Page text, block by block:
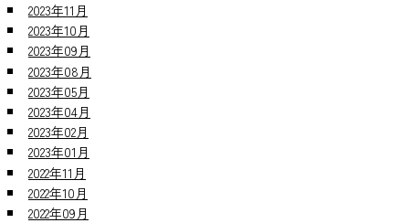
2023年11月
2023年10月
2023年09月
2023年08月
2023年05月
2023年04月
2023年02月
2023年01月
2022年11月
2022年10月
2022年09月